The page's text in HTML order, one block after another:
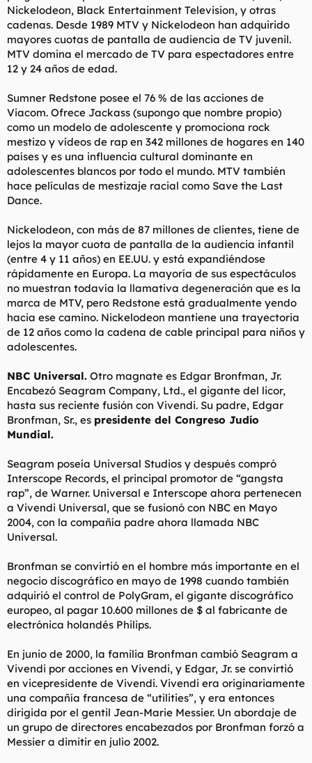
Nickelodeon, Black Entertainment Television, y otras
cadenas. Desde 1989 MTV y Nickelodeon han adquirido
mayores cuotas de pantalla de audiencia de TV juvenil.
MTV domina el mercado de TV para espectadores entre
12 y 24 años de edad.
Sumner Redstone posee el 76 % de las acciones de
Viacom. Ofrece Jackass (supongo que nombre propio)
como un modelo de adolescente y promociona rock
mestizo y vídeos de rap en 342 millones de hogares en 140
países y es una influencia cultural dominante en
adolescentes blancos por todo el mundo. MTV también
hace películas de mestizaje racial como Save the Last
Dance.
Nickelodeon, con más de 87 millones de clientes, tiene de
lejos la mayor cuota de pantalla de la audiencia infantil
(entre 4 y 11 años) en EE.UU. y está expandiéndose
rápidamente en Europa. La mayoría de sus espectáculos
no muestran todavía la llamativa degeneración que es la
marca de MTV, pero Redstone está gradualmente yendo
hacia ese camino. Nickelodeon mantiene una trayectoria
de 12 años como la cadena de cable principal para niños y
adolescentes.
NBC Universal. Otro magnate es Edgar Bronfman, Jr.
Encabezó Seagram Company, Ltd., el gigante del licor,
hasta sus reciente fusión con Vivendi. Su padre, Edgar
Bronfman, Sr., es presidente del Congreso Judío
Mundial.
Seagram poseía Universal Studios y después compró
Interscope Records, el principal promotor de “gangsta
rap”, de Warner. Universal e Interscope ahora pertenecen
a Vivendi Universal, que se fusionó con NBC en Mayo
2004, con la compañía padre ahora llamada NBC
Universal.
Bronfman se convirtió en el hombre más importante en el
negocio discográfico en mayo de 1998 cuando también
adquirió el control de PolyGram, el gigante discográfico
europeo, al pagar 10.600 millones de $ al fabricante de
electrónica holandés Philips.
En junio de 2000, la familia Bronfman cambió Seagram a
Vivendi por acciones en Vivendi, y Edgar, Jr. se convirtió
en vicepresidente de Vivendi. Vivendi era originariamente
una compañía francesa de “utilities”, y era entonces
dirigida por el gentil Jean-Marie Messier. Un abordaje de
un grupo de directores encabezados por Bronfman forzó a
Messier a dimitir en julio 2002.